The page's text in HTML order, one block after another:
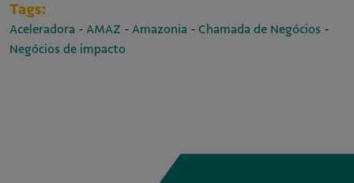
Tags:
Aceleradora - AMAZ - Amazonia - Chamada de Negócios -
Negócios de impacto